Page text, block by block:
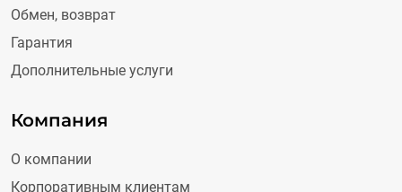
Обмен, возврат
Гарантия
Дополнительные услуги
Компания
О компании
Корпоративным клиентам